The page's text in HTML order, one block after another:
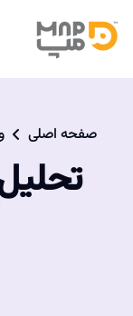
صفحه اصلی